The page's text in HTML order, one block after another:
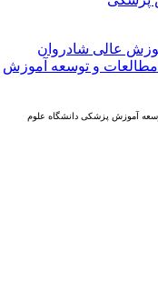
عالی شادروان
و توسعه آموزش
آموزش پزشکی دانشگاه علوم